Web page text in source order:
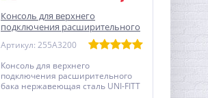
Консоль для верхнего
подключения расширительного
Артикул: 255A3200
Консоль для верхнего
подключения расширительного
бака нержавеющая сталь UNI-FITT